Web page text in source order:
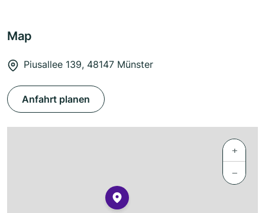
Map
Piusallee 139, 48147 Münster
Anfahrt planen
+
−